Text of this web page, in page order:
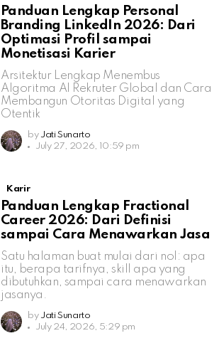
Panduan Lengkap Personal
Branding LinkedIn 2026: Dari
Optimasi Profil sampai
Monetisasi Karier
Arsitektur Lengkap Menembus
Algoritma AI Rekruter Global dan Cara
Membangun Otoritas Digital yang
Otentik
by Jati Sunarto
July 27, 2026, 10:59 pm
Karir
Panduan Lengkap Fractional
Career 2026: Dari Definisi
sampai Cara Menawarkan Jasa
Satu halaman buat mulai dari nol: apa
itu, berapa tarifnya, skill apa yang
dibutuhkan, sampai cara menawarkan
jasanya.
by Jati Sunarto
July 24, 2026, 5:29 pm